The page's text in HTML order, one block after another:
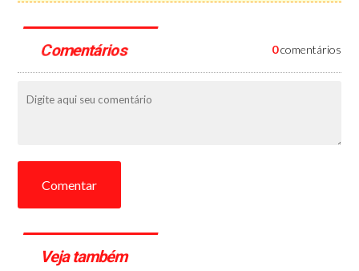
Comentários 0comentários
Comentar
Veja também